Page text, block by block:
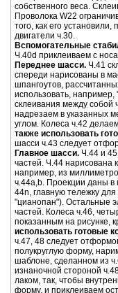
собственного веса.
Проволока W22
того, как его
двигатели ч.30.
Вспомогательные
Ч.40d приклеиваем с
Переднее шасси. Ч.41
спереди нарисованы в
шпангоутов,
использовать, например,
склеивания между собой
надрезаем в указанных
углом. Колеса ч.42
также использовать
шасси ч.43 следует
Главное шасси. Ч.44 и
частей. Ч.44 нарисована
например, из
ч.44a,b. Проекции даны в
44n, главную тележку
"цианопан"). Остальные
частей. Колеса ч.46,
показанным на рисунке,
использовать готовые
ч.47, 48 следует
полукруглую форму,
шаблоне, сделанном из
изнаночной стороной
лаком, так, чтобы
форму, и приклеиваем